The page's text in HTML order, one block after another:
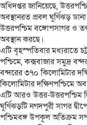
অধিদপ্তর জানিয়েছে,
অবস্থানরত প্রবল ঘূর্ণিঝড়
উত্তরপশ্চিম বঙ্গোপসাগর ও
অবস্থান করছে।
এটি বৃহস্পতিবার মধ্যরাতে
পশ্চিমে, কক্সবাজার সমুদ্র
বন্দরের ৩৭০ কিলোমিটার
কিলোমিটার দক্ষিণপশ্চিমে
এটি আরও উত্তর-উত্তরপশ্চিম
ঘূর্ণিঝড়টি নগদপুরী সাগর
পশ্চিমবঙ্গ উপকূল অতিক্রম